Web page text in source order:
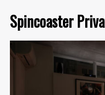
Spincoaster